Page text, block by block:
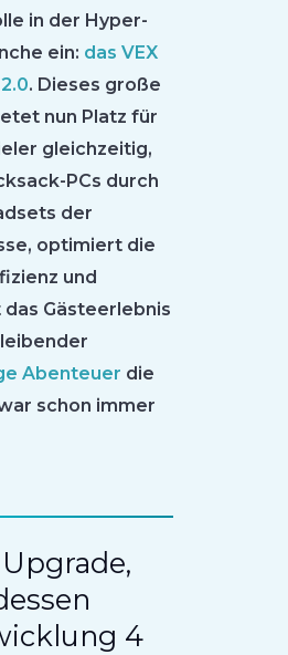
in der Hyper-
ein: das VEX
. Dieses große
nun Platz für
gleichzeitig,
PCs durch
der
optimiert die
und
Gästeerlebnis
Abenteuer die
schon immer
4